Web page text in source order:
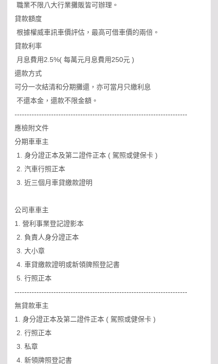
職業不限八大行業攤販皆可辦理。
貸款額度
根據權威車訊車價評估，最高可借車價的兩倍。
貸款利率
月息費用2.5%( 每萬元月息費用250元 )
還款方式
可分一次結清和分期攤還，亦可當月只繳利息
不還本金，還款不限金額。
-----------------------------------------------------------------------
應檢附文件
分期車車主
1. 身分證正本及第二證件正本 ( 駕照或健保卡 )
2. 汽車行照正本
3. 近三個月車貸繳款證明
公司車車主
1. 營利事業登記證影本
2. 負責人身分證正本
3. 大小章
4. 車貸繳款證明或新領牌照登記書
5. 行照正本
-----------------------------------------------------------------------
無貸款車主
1. 身分證正本及第二證件正本 ( 駕照或健保卡 )
2. 行照正本
3. 私章
4. 新領牌照登記書